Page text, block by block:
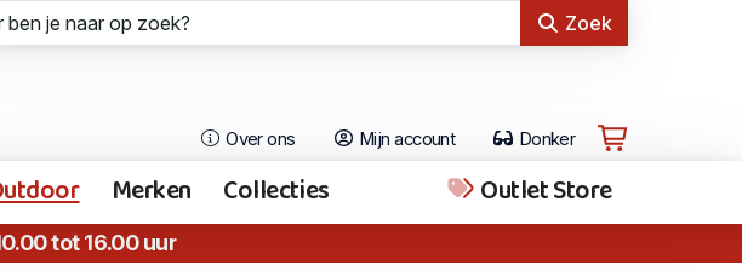
Zoek
Over ons Mijn account Donker
Merken Collecties Outlet Store
tot 16.00 uur